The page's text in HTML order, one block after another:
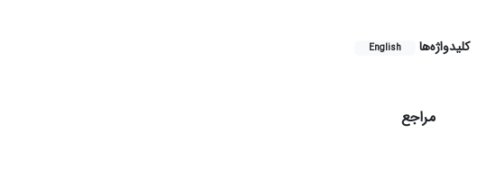
کلیدواژه‌ها English
مراجع